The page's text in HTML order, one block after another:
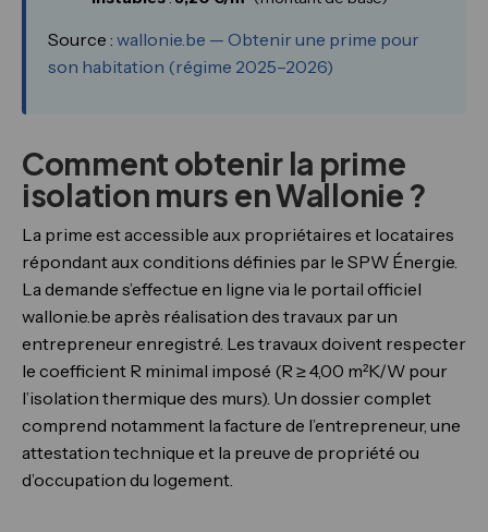
Source : wallonie.be — Obtenir une prime pour
son habitation (régime 2025–2026)
Comment obtenir la prime
isolation murs en Wallonie ?
La prime est accessible aux propriétaires et locataires
répondant aux conditions définies par le SPW Énergie.
La demande s’effectue en ligne via le portail officiel
wallonie.be après réalisation des travaux par un
entrepreneur enregistré. Les travaux doivent respecter
le coefficient R minimal imposé (R ≥ 4,00 m²K/W pour
l’isolation thermique des murs). Un dossier complet
comprend notamment la facture de l’entrepreneur, une
attestation technique et la preuve de propriété ou
d’occupation du logement.